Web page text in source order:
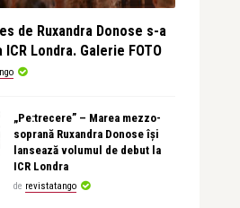
de Ruxandra Donose s-a
ICR Londra. Galerie FOTO
„Pe:trecere” – Marea mezzo-
soprană Ruxandra Donose își
lansează volumul de debut la
ICR Londra
de revistatango